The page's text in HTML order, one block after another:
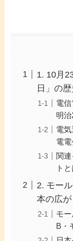
1. 10月
日」の
電
明
電
電
関
ト
2. モー
本の広が
モ
B・